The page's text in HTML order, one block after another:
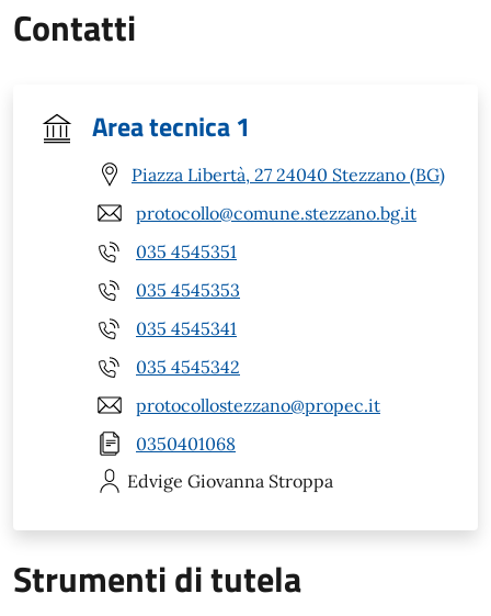
Contatti
Area tecnica 1
Piazza Libertà, 27 24040 Stezzano (BG)
protocollo@comune.stezzano.bg.it
035 4545351
035 4545353
035 4545341
035 4545342
protocollostezzano@propec.it
0350401068
Edvige Giovanna Stroppa
Strumenti di tutela